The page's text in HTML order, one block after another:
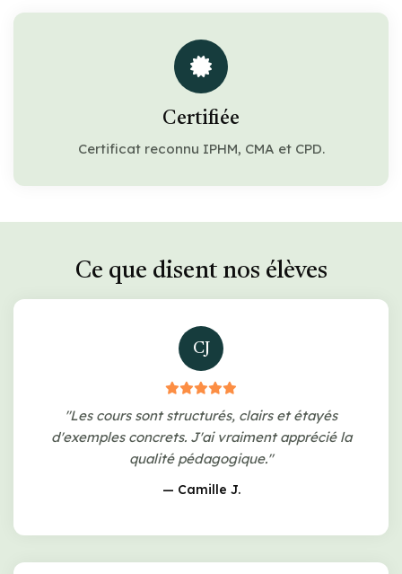
Certifiée
Certificat reconnu IPHM, CMA et CPD.
Ce que disent nos élèves
CJ
"Les cours sont structurés, clairs et étayés
d'exemples concrets. J'ai vraiment apprécié la
qualité pédagogique."
— Camille J.